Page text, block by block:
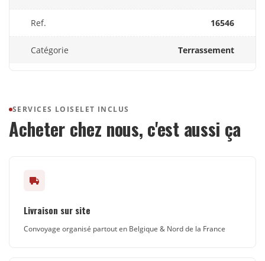
Ref. 16546
Catégorie Terrassement
SERVICES LOISELET INCLUS
Acheter chez nous, c'est aussi ça
Livraison sur site
Convoyage organisé partout en Belgique & Nord de la France